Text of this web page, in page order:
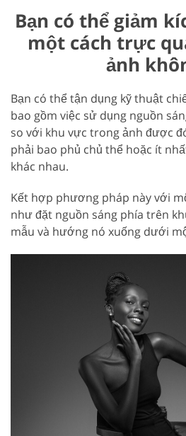
Bạn có thể giảm
một cách trực
ảnh
Bạn có thể tận dụng kỹ thuật
bao gồm việc sử dụng nguồn
so với khu vực trong ảnh được
phải bao phủ chủ thể hoặc ít
khác nhau.
Kết hợp phương pháp này với
như đặt nguồn sáng phía trên
mẫu và hướng nó xuống dưới